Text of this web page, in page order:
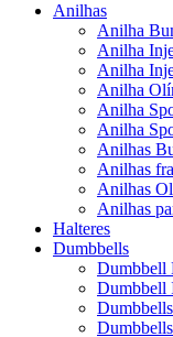
Anilhas
Anilha
Anilha
Anilha
Anilha
Anilha
Anilha
Anilhas
Anilhas
Anilhas
Anilhas
Halteres
Dumbbells
Dumbbell
Dumbbell